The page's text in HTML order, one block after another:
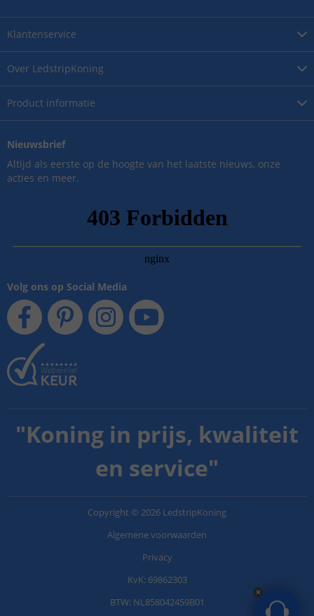
Over LedstripKoning
Product informatie
Klantenservice
Nieuwsbrief
Altijd als eerste op de hoogte van het laatste nieuws, onze
acties en meer.
Volg ons op Social Media
"Koning in prijs, kwaliteit
en service"
Copyright © 2026 LedstripKoning
Algemene voorwaarden
Privacy
KvK: 69862303
BTW: NL858042459B01